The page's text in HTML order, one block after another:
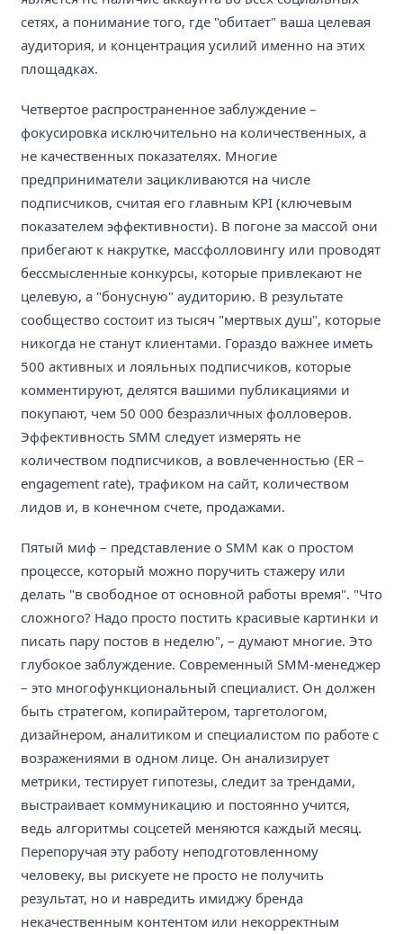
сетях, а понимание того, где "обитает" ваша целевая
аудитория, и концентрация усилий именно на этих
площадках.
Четвертое распространенное заблуждение –
фокусировка исключительно на количественных, а
не качественных показателях. Многие
предприниматели зацикливаются на числе
подписчиков, считая его главным KPI (ключевым
показателем эффективности). В погоне за массой они
прибегают к накрутке, массфолловингу или проводят
бессмысленные конкурсы, которые привлекают не
целевую, а "бонусную" аудиторию. В результате
сообщество состоит из тысяч "мертвых душ", которые
никогда не станут клиентами. Гораздо важнее иметь
500 активных и лояльных подписчиков, которые
комментируют, делятся вашими публикациями и
покупают, чем 50 000 безразличных фолловеров.
Эффективность SMM следует измерять не
количеством подписчиков, а вовлеченностью (ER –
engagement rate), трафиком на сайт, количеством
лидов и, в конечном счете, продажами.
Пятый миф – представление о SMM как о простом
процессе, который можно поручить стажеру или
делать "в свободное от основной работы время". "Что
сложного? Надо просто постить красивые картинки и
писать пару постов в неделю", – думают многие. Это
глубокое заблуждение. Современный SMM-менеджер
– это многофункциональный специалист. Он должен
быть стратегом, копирайтером, таргетологом,
дизайнером, аналитиком и специалистом по работе с
возражениями в одном лице. Он анализирует
метрики, тестирует гипотезы, следит за трендами,
выстраивает коммуникацию и постоянно учится,
ведь алгоритмы соцсетей меняются каждый месяц.
Перепоручая эту работу неподготовленному
человеку, вы рискуете не просто не получить
результат, но и навредить имиджу бренда
некачественным контентом или некорректным